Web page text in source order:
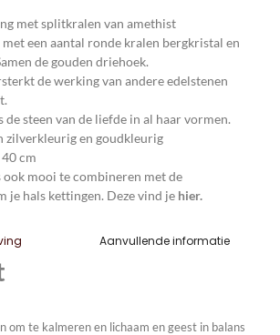
met splitkralen van amethist
een aantal ronde kralen bergkristal en
de gouden driehoek.
de werking van andere edelstenen
de steen van de liefde in al haar vormen.
zilverkleurig en goudkleurig
cm
ook mooi te combineren met de
je hals kettingen. Deze vind je hier.
Aanvullende informatie
om te kalmeren en lichaam en geest in balans